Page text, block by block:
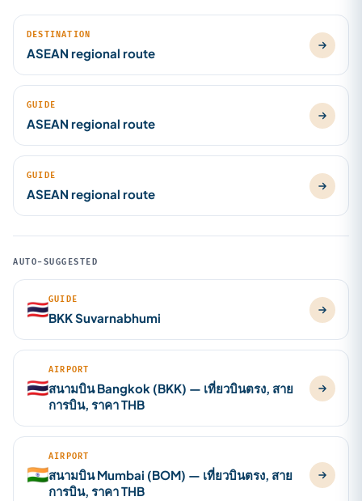
DESTINATION
ASEAN regional route
GUIDE
ASEAN regional route
GUIDE
ASEAN regional route
AUTO-SUGGESTED
🇹🇭GUIDE
BKK Suvarnabhumi
🇹🇭
AIRPORT
สนามบิน Bangkok (BKK) — เที่ยวบินตรง, สาย
การบิน, ราคา THB
🇮🇳
AIRPORT
สนามบิน Mumbai (BOM) — เที่ยวบินตรง, สาย
การบิน, ราคา THB